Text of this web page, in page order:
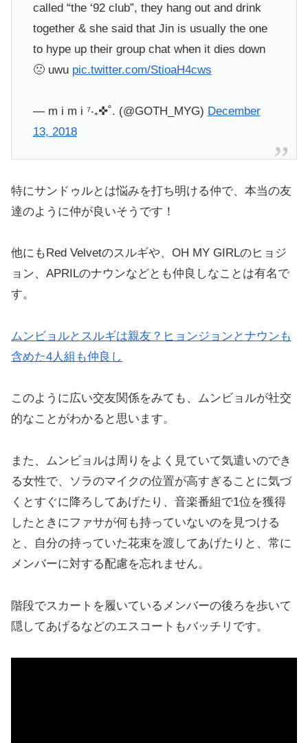
called “the ‘92 club”, they hang out and drink
together & she said that Jin is usually the one
to hype up their group chat when it dies down
🙁 uwu pic.twitter.com/StioaH4cws
— m i m i ⁷‧₊✜˚. (@GOTH_MYG) December
13, 2018
特にサンドゥルとは悩みを打ち明ける仲で、本当の友
達のように仲が良いそうです！
他にもRed Velvetのスルギや、OH MY GIRLのヒョジ
ョン、APRILのナウンなどとも仲良しなことは有名で
す。
ムンビョルとスルギは親友？ヒョンジョンとナウンも
含めた4人組も仲良し
このように広い交友関係をみても、ムンビョルが社交
的なことがわかると思います。
また、ムンビョルは周りをよく見ていて気遣いのでき
る女性で、ソラのマイクの位置が高すぎることに気づ
くとすぐに降ろしてあげたり、音楽番組で1位を獲得
したときにファサが何も持っていないのを見つける
と、自分の持っていた花束を渡してあげたりと、常に
メンバーに対する配慮を忘れません。
階段でスカートを履いているメンバーの後ろを歩いて
隠してあげるなどのエスコートもバッチリです。